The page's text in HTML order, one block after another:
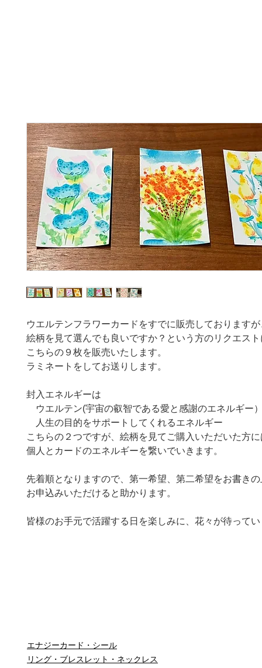
ウエルテンフラワーカードをすでに販売しておりますが
絵柄を見て選んでも良いですか？という方のリクエス
こちらの９枚を販売いたします。
ラミネートをしてお送りします。
封入エネルギーは
ウエルテン(宇宙の叡智である愛と感謝のエネルギー
人生の目的をサポートしてくれるエネルギー
こちらの２つですが、絵柄を見てご購入いただいた方に
個人とカードのエネルギーを繋いでいきます。
先着順となりますので、第一希望、第二希望をお書きの
お申込みいただけると助かります。
皆様のお手元で活躍する日を楽しみに、花々が待って
エナジーカード・シール
リング・ブレスレット・ネックレス